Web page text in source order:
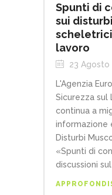
Spunti di
sui
lavoro
23 Agosto
L'Agenzia
Sicurezza sul
continua a
informazione
Disturbi
«Spunti di
discussioni sul